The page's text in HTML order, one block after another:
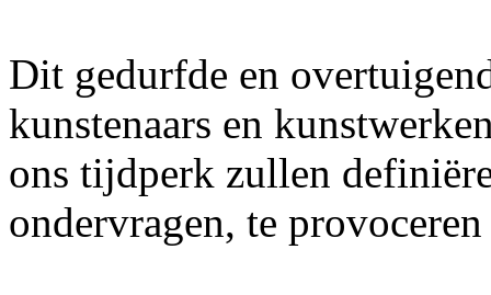
Dit gedurfde en
kunstenaars en
ons tijdperk zullen
ondervragen, te